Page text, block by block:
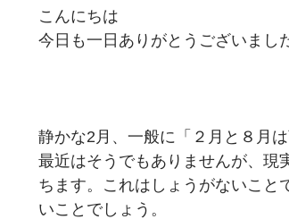
こんにちは
今日も一日ありがとうございまし
静かな2月、一般に「２月と８月
最近はそうでもありませんが、現
ちます。これはしょうがないこと
いことでしょう。